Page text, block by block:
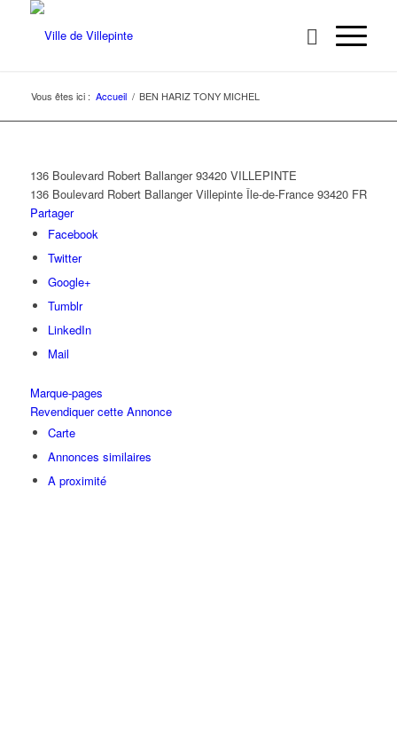
Vous êtes ici : Accueil / BEN HARIZ TONY MICHEL
136 Boulevard Robert Ballanger 93420 VILLEPINTE
136 Boulevard Robert Ballanger Villepinte Île-de-France 93420 FR
Partager
Facebook
Twitter
Google+
Tumblr
LinkedIn
Mail
Marque-pages
Revendiquer cette Annonce
Carte
Annonces similaires
A proximité